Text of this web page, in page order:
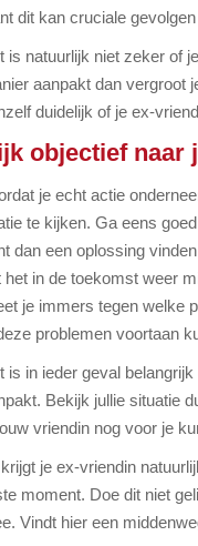
dit kan cruciale
is natuurlijk niet zeker of
aanpakt dan vergroot
duidelijk of je ex-
objectief naar
je echt actie
te kijken. Ga eens
dan een oplossing
het in de toekomst weer
je immers tegen welke
problemen voortaan
is in ieder geval
Bekijk jullie situatie
vriendin nog voor je
je ex-vriendin
moment. Doe dit niet
Vindt hier een